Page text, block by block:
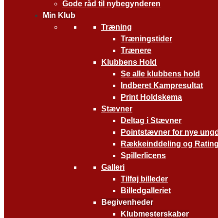
Gode råd til nybegynderen
Min Klub
Træning
Træningstider
Trænere
Klubbens Hold
Se alle klubbens hold
Indberet Kampresultat
Print Holdskema
Stævner
Deltag i Stævner
Pointstævner for nye
Rækkeinddeling og Rating
Spillerlicens
Galleri
Tilføj billeder
Billedgalleriet
Begivenheder
Klubmesterskaber